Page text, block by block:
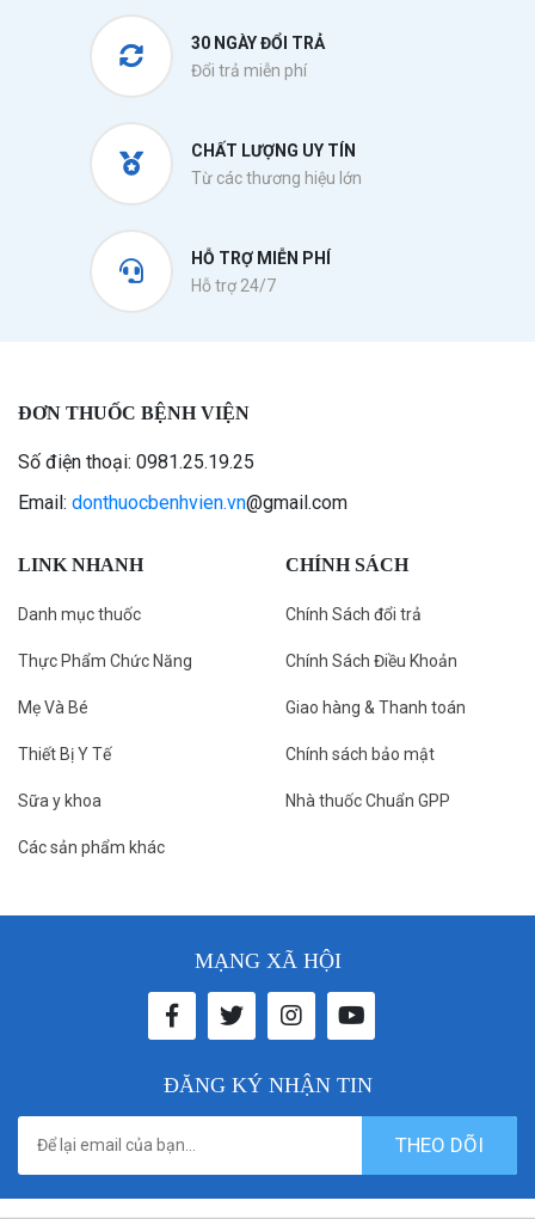
30 NGÀY ĐỔI TRẢ
Đổi trả miễn phí
CHẤT LƯỢNG UY TÍN
Từ các thương hiệu lớn
HỖ TRỢ MIỄN PHÍ
Hỗ trợ 24/7
ĐƠN THUỐC BỆNH VIỆN
Số điện thoại: 0981.25.19.25
Email: donthuocbenhvien.vn@gmail.com
LINK NHANH
Danh mục thuốc
Thực Phẩm Chức Năng
Mẹ Và Bé
Thiết Bị Y Tế
Sữa y khoa
Các sản phẩm khác
CHÍNH SÁCH
Chính Sách đổi trả
Chính Sách Điều Khoản
Giao hàng & Thanh toán
Chính sách bảo mật
Nhà thuốc Chuẩn GPP
MẠNG XÃ HỘI
ĐĂNG KÝ NHẬN TIN
THEO DÕI